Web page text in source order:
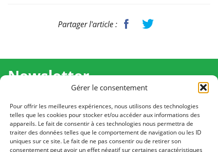
Gérer le consentement
Pour offrir les meilleures expériences, nous utilisons des technologies
telles que les cookies pour stocker et/ou accéder aux informations des
appareils. Le fait de consentir à ces technologies nous permettra de
traiter des données telles que le comportement de navigation ou les ID
uniques sur ce site. Le fait de ne pas consentir ou de retirer son
consentement peut avoir un effet négatif sur certaines caractéristiques
Partager l'article :
Newsletter
Recevez l'actualité de Ma Chance Moi Aussi pour en
savoir plus sur nos temps forts et nos résultats.
Cliquez pour vous inscrire